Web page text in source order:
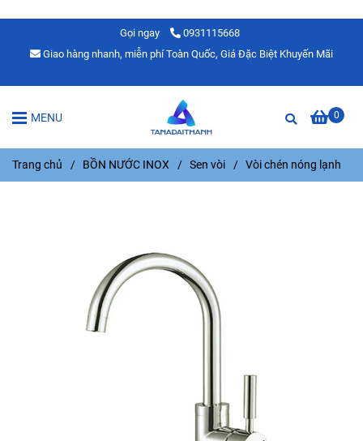
Gọi ngay
0931115668
Giao hàng nhanh, miễn phí Toàn Quốc, Giá Đặc Biệt Khuyến Mãi
0
MENU
Trang chủ / BỒN NƯỚC INOX / Sen vòi / Vòi chén nóng lạnh